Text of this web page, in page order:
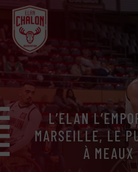
L’ELAN
MARSEILLE, LE
À MEAUX